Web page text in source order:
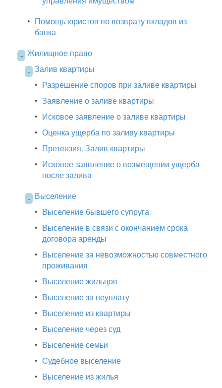
• Помощь юристов по возврату вкладов из
банка
- Жилищное право
- Залив квартиры
• Разрешение споров при заливе квартиры
• Заявление о заливе квартиры
• Исковое заявление о заливе квартиры
• Оценка ущерба по заливу квартиры
• Претензия. Залив квартиры
• Исковое заявление о возмещении ущерба
после залива
- Выселение
• Выселение бывшего супруга
• Выселение в связи с окончанием срока
договора аренды
• Выселение за невозможностью совместного
проживания
• Выселение жильцов
• Выселение за неуплату
• Выселение из квартиры
• Выселение через суд
• Выселение семьи
• Судебное выселение
• Выселение из жилья